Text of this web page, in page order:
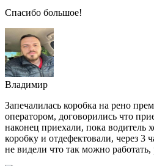
Спасибо большое!
Владимир
Запечалилась коробка на рено
оператором, договорились что
наконец приехали, пока водитель
коробку и отдефектовали, через 3
не видели что так можно